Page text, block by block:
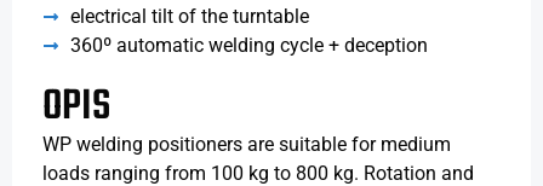
electrical tilt of the turntable
360º automatic welding cycle + deception
OPIS
WP welding positioners are suitable for medium
loads ranging from 100 kg to 800 kg. Rotation and